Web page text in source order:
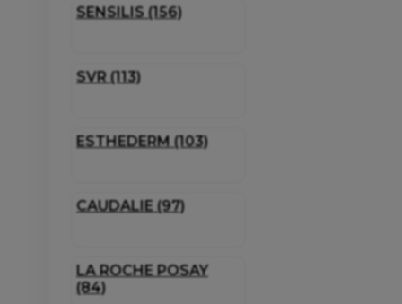
SENSILIS (156)
SVR (113)
ESTHEDERM (103)
CAUDALIE (97)
LA ROCHE POSAY
(84)